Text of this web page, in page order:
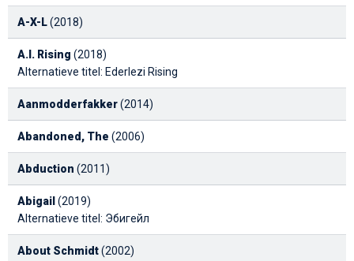
A-X-L(2018)
A.I. Rising (2018)
Alternatieve titel: Ederlezi Rising
Aanmodderfakker(2014)
Abandoned, The (2006)
Abduction (2011)
Abigail (2019)
Alternatieve titel: Эбигейл
About Schmidt(2002)